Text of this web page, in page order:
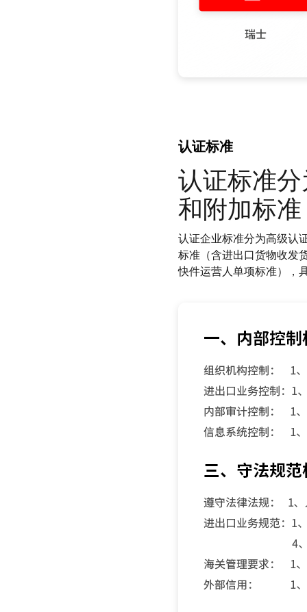
认证标准
认证标准
和附加标
认证企业标准分为高级认
标准（含进出口货物收发
快件运营人单项标准），